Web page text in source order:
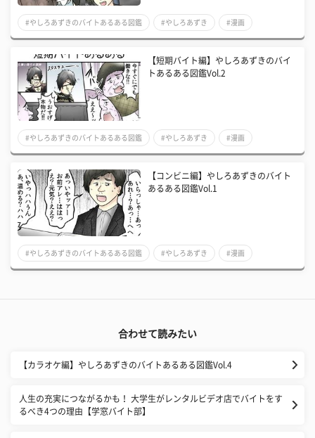
#やしろあずきのバイトあるある図鑑 #やしろあずき #漫画
【短期バイト編】やしろあずきのバイ
トあるある図鑑Vol.2
#やしろあずきのバイトあるある図鑑 #やしろあずき #漫画
【コンビニ編】やしろあずきのバイト
あるある図鑑Vol.1
#やしろあずきのバイトあるある図鑑 #やしろあずき #漫画
合わせて読みたい
【カラオケ編】やしろあずきのバイトあるある図鑑Vol.4
人生の充実につながるかも！ 大学生がレンタルビデオ店でバイトをす
るべき4つの理由【学窓バイト部】